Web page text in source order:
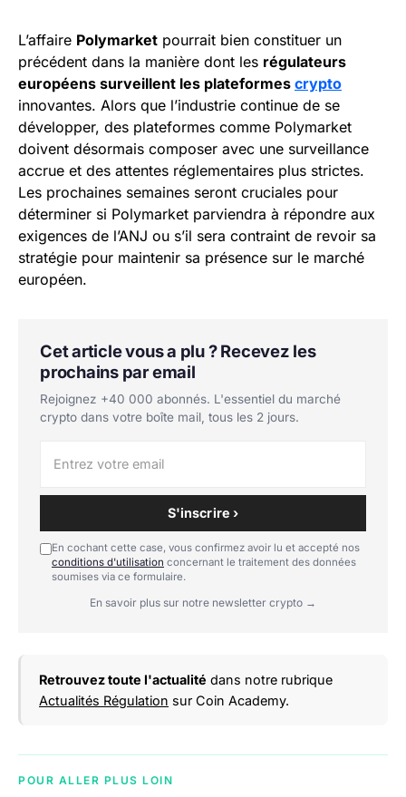
L’affaire Polymarket pourrait bien constituer un
précédent dans la manière dont les régulateurs
européens surveillent les plateformes crypto
innovantes. Alors que l’industrie continue de se
développer, des plateformes comme Polymarket
doivent désormais composer avec une surveillance
accrue et des attentes réglementaires plus strictes.
Les prochaines semaines seront cruciales pour
déterminer si Polymarket parviendra à répondre aux
exigences de l’ANJ ou s’il sera contraint de revoir sa
stratégie pour maintenir sa présence sur le marché
européen.
Cet article vous a plu ? Recevez les
prochains par email
Rejoignez +40 000 abonnés. L'essentiel du marché
crypto dans votre boîte mail, tous les 2 jours.
S'inscrire ›
En cochant cette case, vous confirmez avoir lu et accepté nos
conditions d'utilisation concernant le traitement des données
soumises via ce formulaire.
En savoir plus sur notre newsletter crypto →
Retrouvez toute l'actualité dans notre rubrique
Actualités Régulation sur Coin Academy.
POUR ALLER PLUS LOIN